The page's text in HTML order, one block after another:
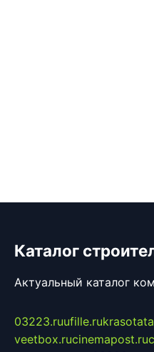
Каталог
Актуальный каталог
03223.ruufille.ru
veetbox.rucinemapost.ru